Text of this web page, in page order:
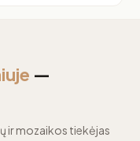
—
ir mozaikos tiekėjas